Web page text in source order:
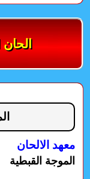
معهد الالحان
الموجة القبطية